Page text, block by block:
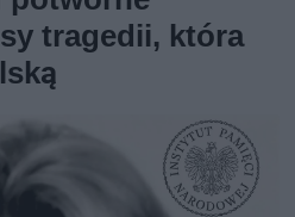
tragedii, która